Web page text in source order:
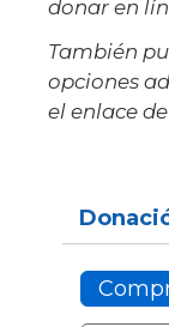
donar en
También
opciones
el enlace